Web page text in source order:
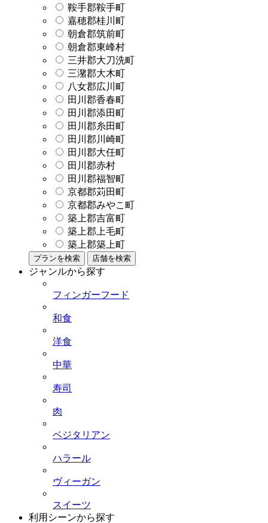
鞍手郡鞍手町
嘉穂郡桂川町
朝倉郡筑前町
朝倉郡東峰村
三井郡大刀洗町
三潴郡大木町
八女郡広川町
田川郡香春町
田川郡添田町
田川郡糸田町
田川郡川崎町
田川郡大任町
田川郡赤村
田川郡福智町
京都郡苅田町
京都郡みやこ町
築上郡吉富町
築上郡上毛町
築上郡築上町
プランを検索 店舗を検索
ジャンルから探す
フィンガーフード
和食
洋食
中華
寿司
肉
ベジタリアン
ハラール
ヴィーガン
スイーツ
利用シーンから探す